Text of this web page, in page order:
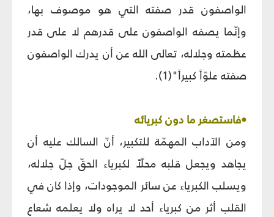
الواصفون قدر صفته التي هو موصوف بها،
وإنّما يصفه الواصفون على قدرهم لا على قدر
عظمته وجلاله، تعالى الله عن أن يدرك الواصفون
صفته علوّاً كبيراً"(1).
•فاستصغر ما دون كبريائه
ومن الآداب المهمّة للتكبير، أنّ السالك عليه أن
يجاهد ويجعل قلبه محلّاً لكبرياء الحقّ جلّ جلاله،
ويسلب الكبرياء عن سائر الموجودات، وإذا كان في
القلب أثر من كبرياء أحد لا يراه ولا يعلمه شعاع